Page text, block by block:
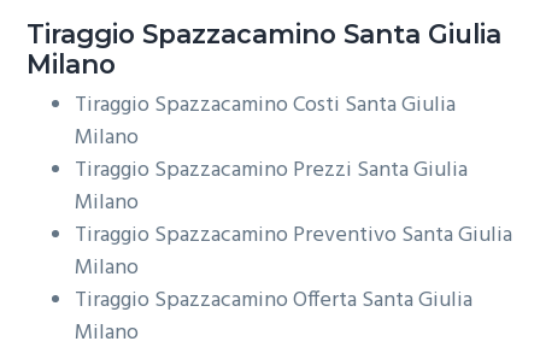
Tiraggio Spazzacamino Santa Giulia
Milano
Tiraggio Spazzacamino Costi Santa Giulia
Milano
Tiraggio Spazzacamino Prezzi Santa Giulia
Milano
Tiraggio Spazzacamino Preventivo Santa Giulia
Milano
Tiraggio Spazzacamino Offerta Santa Giulia
Milano